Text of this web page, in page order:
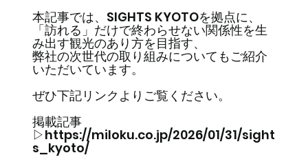
本記事では、SIGHTS KYOTOを拠点に、
「訪れる」だけで終わらせない関係性を生
み出す観光のあり方を目指す、
弊社の次世代の取り組みについてもご紹介
いただいています。
ぜひ下記リンクよりご覧ください。
掲載記事
▷https://miloku.co.jp/2026/01/31/sight
s_kyoto/